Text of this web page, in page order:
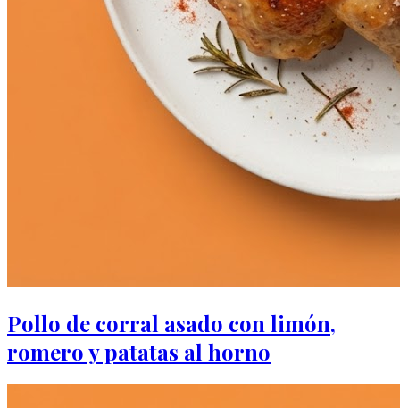
Pollo de corral asado con limón,
romero y patatas al horno